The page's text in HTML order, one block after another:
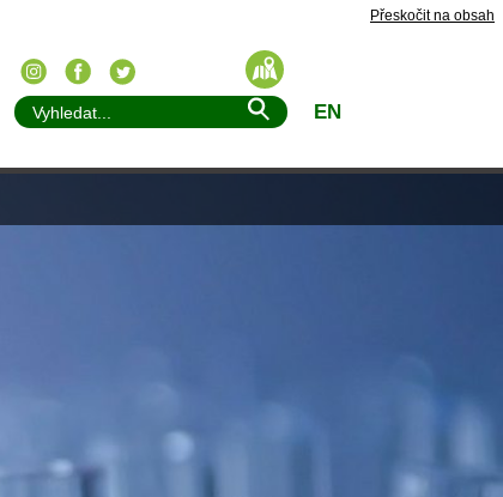
Přeskočit na obsah
EN